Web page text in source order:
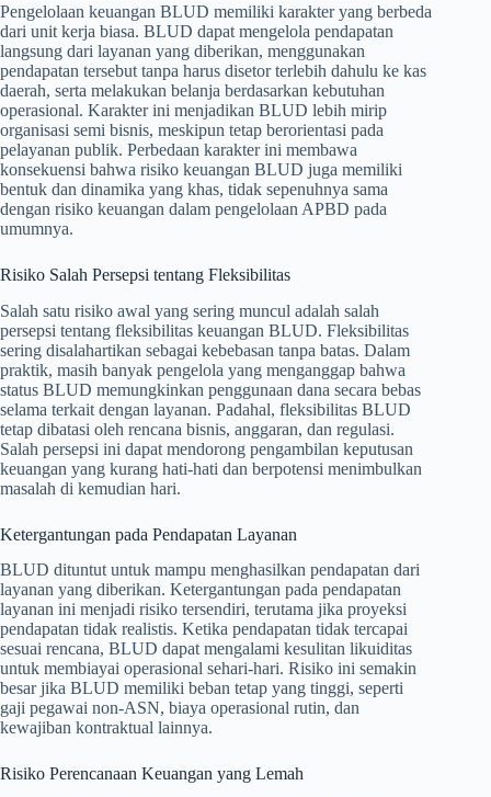
Pengelolaan keuangan BLUD memiliki karakter yang berbeda
dari unit kerja biasa. BLUD dapat mengelola pendapatan
langsung dari layanan yang diberikan, menggunakan
pendapatan tersebut tanpa harus disetor terlebih dahulu ke kas
daerah, serta melakukan belanja berdasarkan kebutuhan
operasional. Karakter ini menjadikan BLUD lebih mirip
organisasi semi bisnis, meskipun tetap berorientasi pada
pelayanan publik. Perbedaan karakter ini membawa
konsekuensi bahwa risiko keuangan BLUD juga memiliki
bentuk dan dinamika yang khas, tidak sepenuhnya sama
dengan risiko keuangan dalam pengelolaan APBD pada
umumnya.
Risiko Salah Persepsi tentang Fleksibilitas
Salah satu risiko awal yang sering muncul adalah salah
persepsi tentang fleksibilitas keuangan BLUD. Fleksibilitas
sering disalahartikan sebagai kebebasan tanpa batas. Dalam
praktik, masih banyak pengelola yang menganggap bahwa
status BLUD memungkinkan penggunaan dana secara bebas
selama terkait dengan layanan. Padahal, fleksibilitas BLUD
tetap dibatasi oleh rencana bisnis, anggaran, dan regulasi.
Salah persepsi ini dapat mendorong pengambilan keputusan
keuangan yang kurang hati-hati dan berpotensi menimbulkan
masalah di kemudian hari.
Ketergantungan pada Pendapatan Layanan
BLUD dituntut untuk mampu menghasilkan pendapatan dari
layanan yang diberikan. Ketergantungan pada pendapatan
layanan ini menjadi risiko tersendiri, terutama jika proyeksi
pendapatan tidak realistis. Ketika pendapatan tidak tercapai
sesuai rencana, BLUD dapat mengalami kesulitan likuiditas
untuk membiayai operasional sehari-hari. Risiko ini semakin
besar jika BLUD memiliki beban tetap yang tinggi, seperti
gaji pegawai non-ASN, biaya operasional rutin, dan
kewajiban kontraktual lainnya.
Risiko Perencanaan Keuangan yang Lemah